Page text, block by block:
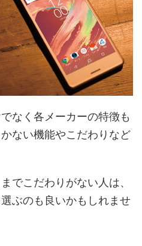
なく各メーカーの特徴も
ない機能やこだわりなど
でこだわりがない人は、
ぶのも良いかもしれませ